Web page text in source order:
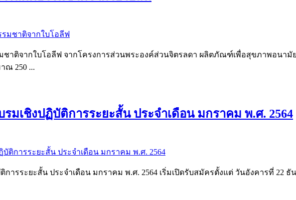
ชาติจากใบโอลีฟ จากโครงการส่วนพระองค์ส่วนจิตรลดา ผลิตภัณฑ์เพื่อสุขภาพอนา
ณ 250 ...
มเชิงปฏิบัติการระยะสั้น ประจำเดือน มกราคม พ.ศ. 2564
ารระยะสั้น ประจำเดือน มกราคม พ.ศ. 2564 เริ่มเปิดรับสมัครตั้งแต่ วันอังคารที่ 22